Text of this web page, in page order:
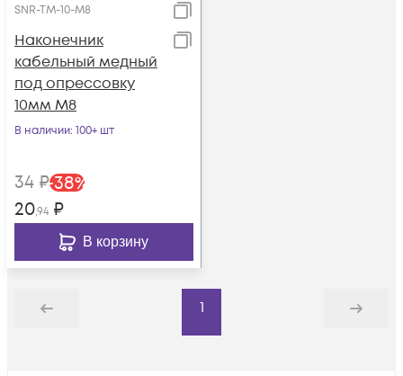
SNR-TM-10-M8
Наконечник
кабельный медный
под опрессовку
10мм М8
В наличии: 100+ шт
34 ₽-38%
20,94 ₽
В корзину
Назад
1
Дальше